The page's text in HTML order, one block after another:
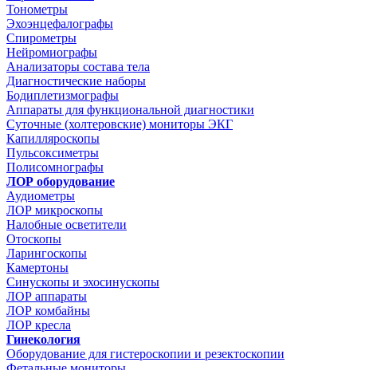
Тонометры
Эхоэнцефалографы
Спирометры
Нейромиографы
Анализаторы состава тела
Диагностические наборы
Бодиплетизмографы
Аппараты для функциональной диагностики
Суточные (холтеровские) мониторы ЭКГ
Капилляроскопы
Пульсоксиметры
Полисомнографы
ЛОР оборудование
Аудиометры
ЛОР микроскопы
Налобные осветители
Отоскопы
Ларингоскопы
Камертоны
Синускопы и эхосинускопы
ЛОР аппараты
ЛОР комбайны
ЛОР кресла
Гинекология
Оборудование для гистероскопии и резектоскопии